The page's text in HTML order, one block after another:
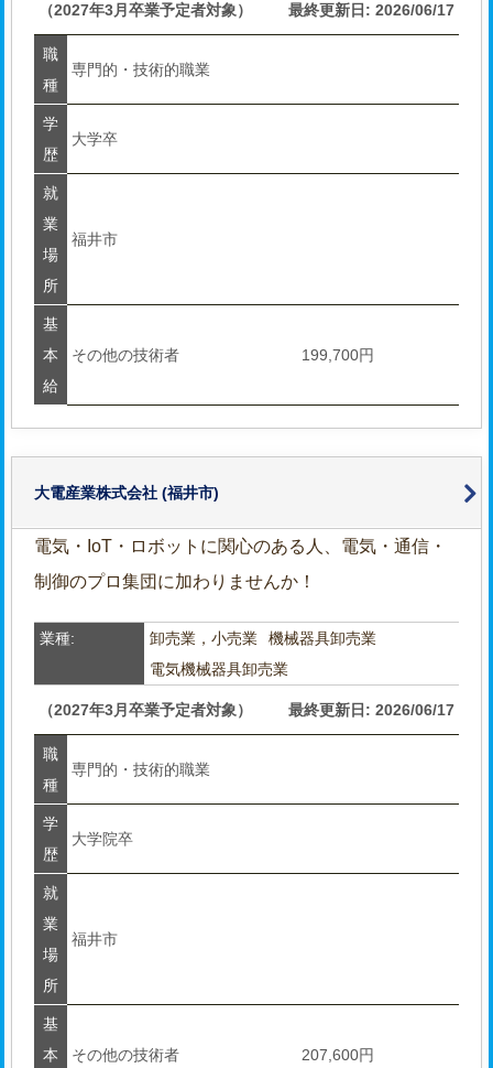
（2027年3月卒業予定者対象） 最終更新日: 2026/06/17
職
種
専門的・技術的職業
学
歴
大学卒
就
業
場
所
福井市
基
本
給
その他の技術者 199,700円
大電産業株式会社 (福井市)
電気・IoT・ロボットに関心のある人、電気・通信・
制御のプロ集団に加わりませんか！
業種: 卸売業，小売業
機械器具卸売業
電気機械器具卸売業
（2027年3月卒業予定者対象） 最終更新日: 2026/06/17
職
種
専門的・技術的職業
学
歴
大学院卒
就
業
場
所
福井市
基
本
その他の技術者 207,600円